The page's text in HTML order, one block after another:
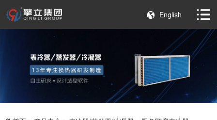
English